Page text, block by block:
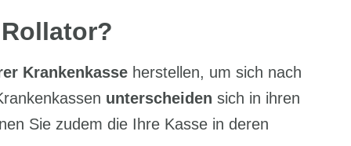
Krankenkasse herstellen, um sich nach
unterscheiden sich in ihren
Sie zudem die Ihre Kasse in deren